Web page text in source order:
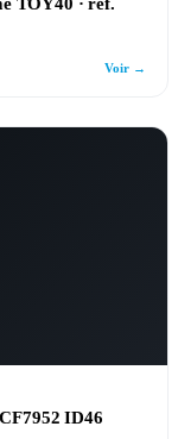
Voir →
ID46